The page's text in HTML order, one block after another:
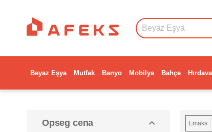
Beyaz Eşya Mutfak Banyo Mobilya Bahçe
Opseg cena Emaks